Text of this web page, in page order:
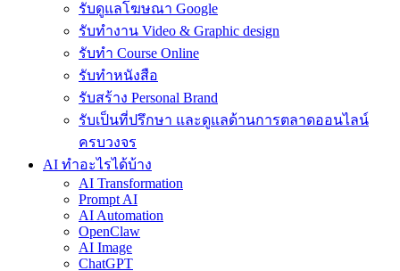
รับดูแลโฆษณา Google
รับทำงาน Video & Graphic design
รับทำ Course Online
รับทำหนังสือ
รับสร้าง Personal Brand
รับเป็นที่ปรึกษา และดูแลด้านการตลาดออนไลน์
ครบวงจร
AI ทำอะไรได้บ้าง
AI Transformation
Prompt AI
AI Automation
OpenClaw
AI Image
ChatGPT